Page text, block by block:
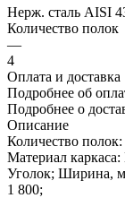
Нерж. сталь AISI
Количество полок
—
4
Оплата и доставка
Подробнее об
Подробнее о
Описание
Количество
Материал
Уголок; Ширина,
1 800;